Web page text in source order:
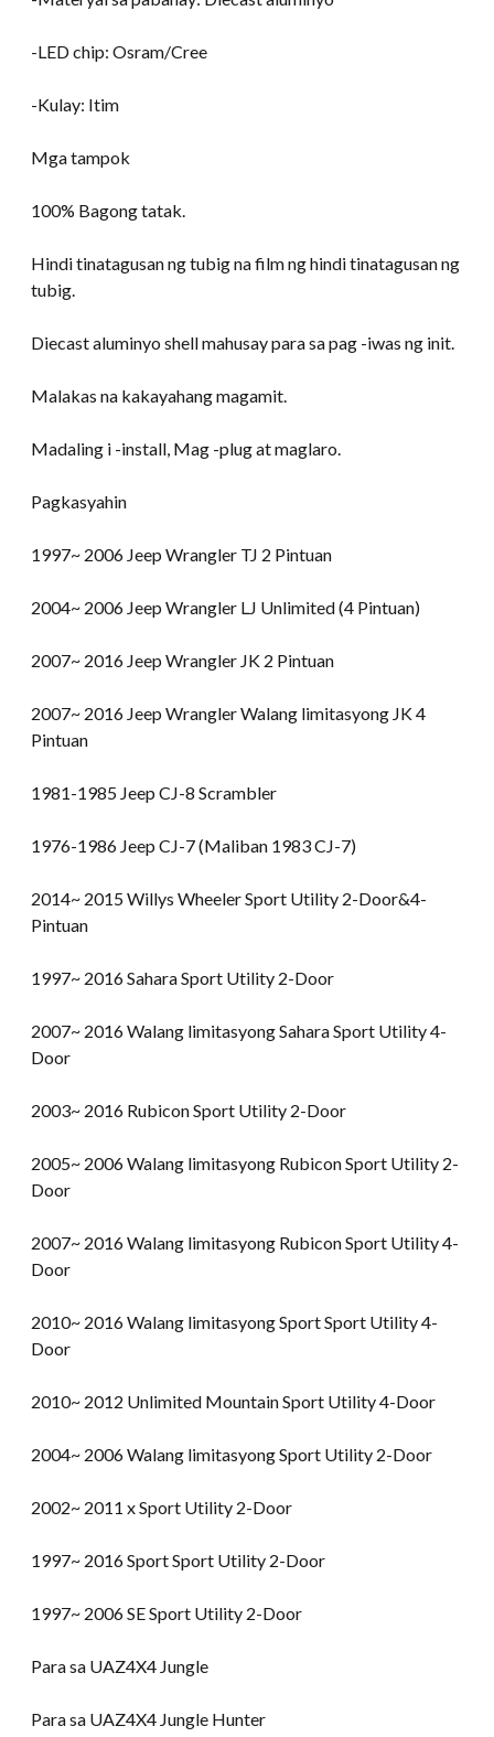
-LED chip: Osram/Cree
-Kulay: Itim
Mga tampok
100% Bagong tatak.
Hindi tinatagusan ng tubig na film ng hindi tinatagusan ng
tubig.
Diecast aluminyo shell mahusay para sa pag -iwas ng init.
Malakas na kakayahang magamit.
Madaling i -install, Mag -plug at maglaro.
Pagkasyahin
1997~ 2006 Jeep Wrangler TJ 2 Pintuan
2004~ 2006 Jeep Wrangler LJ Unlimited (4 Pintuan)
2007~ 2016 Jeep Wrangler JK 2 Pintuan
2007~ 2016 Jeep Wrangler Walang limitasyong JK 4
Pintuan
1981-1985 Jeep CJ-8 Scrambler
1976-1986 Jeep CJ-7 (Maliban 1983 CJ-7)
2014~ 2015 Willys Wheeler Sport Utility 2-Door&4-
Pintuan
1997~ 2016 Sahara Sport Utility 2-Door
2007~ 2016 Walang limitasyong Sahara Sport Utility 4-
Door
2003~ 2016 Rubicon Sport Utility 2-Door
2005~ 2006 Walang limitasyong Rubicon Sport Utility 2-
Door
2007~ 2016 Walang limitasyong Rubicon Sport Utility 4-
Door
2010~ 2016 Walang limitasyong Sport Sport Utility 4-
Door
2010~ 2012 Unlimited Mountain Sport Utility 4-Door
2004~ 2006 Walang limitasyong Sport Utility 2-Door
2002~ 2011 x Sport Utility 2-Door
1997~ 2016 Sport Sport Utility 2-Door
1997~ 2006 SE Sport Utility 2-Door
Para sa UAZ4X4 Jungle
Para sa UAZ4X4 Jungle Hunter